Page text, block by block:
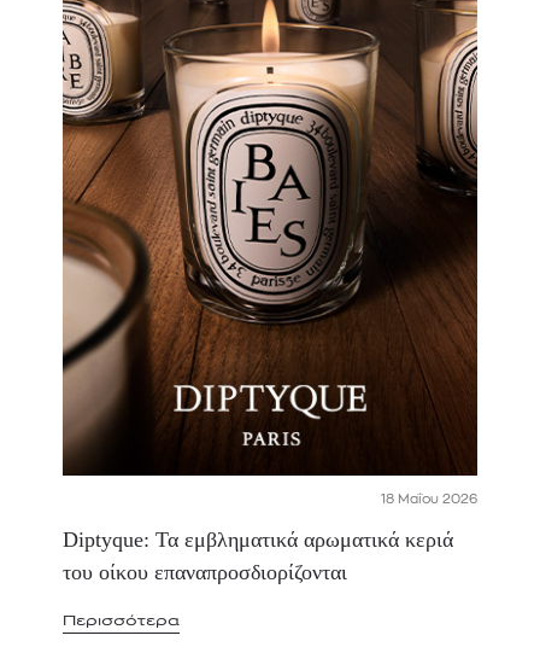
18 Μαΐου 2026
Diptyque: Τα εμβληματικά αρωματικά κεριά
του οίκου επαναπροσδιορίζονται
Περισσότερα